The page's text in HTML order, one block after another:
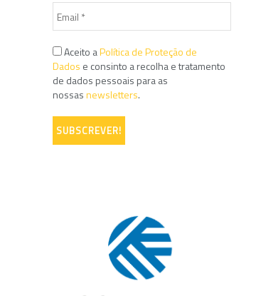
Aceito aPolítica de Proteção de
Dados e consinto a recolha e tratamento
de dados pessoais para as
nossasnewsletters.